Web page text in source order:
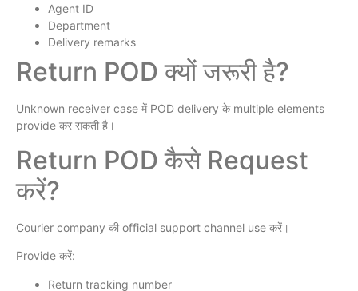
Agent ID
Department
Delivery remarks
Return POD क्यों जरूरी है?
Unknown receiver case में POD delivery के multiple elements
provide कर सकती है।
Return POD कैसे Request
करें?
Courier company की official support channel use करें।
Provide करें:
Return tracking number